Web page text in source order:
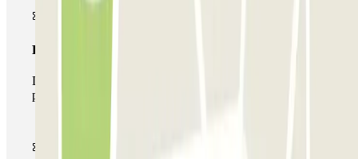
Pase básico
Durante tu estancia podrás entrar y salir una única vez al
parking